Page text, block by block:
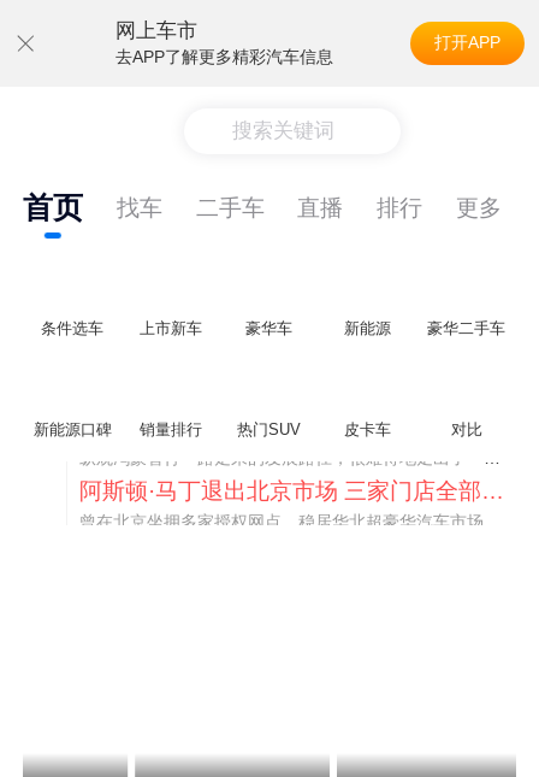
网上车市
去APP了解更多精彩汽车信息
打开APP
搜索关键词
首页 找车 二手车 直播 排行 更多
条件选车 上市新车 豪华车 新能源 豪华二手车
新能源口碑 销量排行 热门SUV 皮卡车 对比
阿斯顿·马丁退出北京市场 三家门店全部关闭